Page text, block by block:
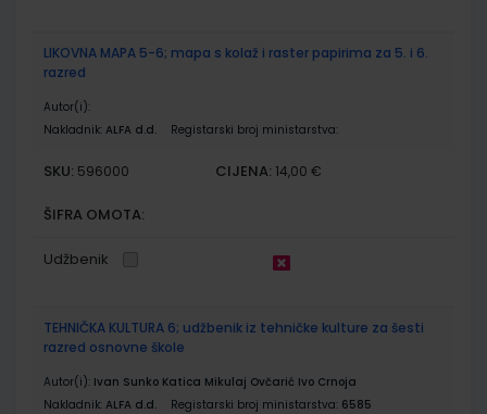
LIKOVNA MAPA 5-6; mapa s kolaž i raster papirima za 5. i 6.
razred
Autor(i):
Nakladnik: ALFA d.d. Registarski broj ministarstva:
SKU: 596000 CIJENA: 14,00 €
ŠIFRA OMOTA:
Udžbenik
TEHNIČKA KULTURA 6; udžbenik iz tehničke kulture za šesti
razred osnovne škole
Autor(i): Ivan Sunko Katica Mikulaj Ovčarić Ivo Crnoja
Nakladnik: ALFA d.d. Registarski broj ministarstva: 6585